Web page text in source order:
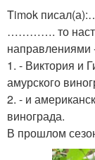
Timok
…………. то
направлениями
1. - Виктория и
амурского
2. - и
винограда.
В прошлом